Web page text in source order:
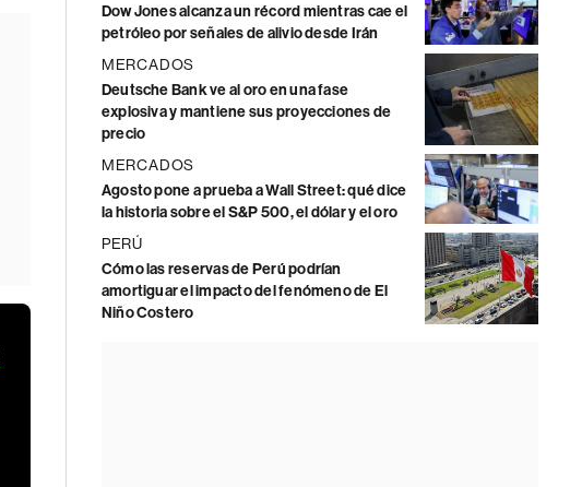
Dow Jones alcanza un récord mientras cae el
petróleo por señales de alivio desde Irán
MERCADOS
Deutsche Bank ve al oro en una fase
explosiva y mantiene sus proyecciones de
precio
MERCADOS
Agosto pone a prueba a Wall Street: qué dice
la historia sobre el S&P 500, el dólar y el oro
PERÚ
Cómo las reservas de Perú podrían
amortiguar el impacto del fenómeno de El
Niño Costero